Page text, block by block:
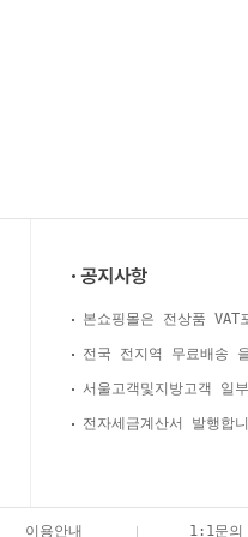
전자세금계산서 발행합
이용안내 1:1문의